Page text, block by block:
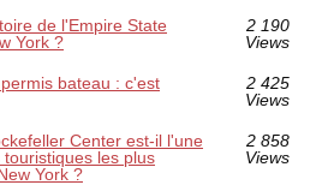
de l'Empire State
York ?
2 190
Views
bateau : c'est
2 425
Views
Center est-il l'une
les plus
York ?
2 858
Views